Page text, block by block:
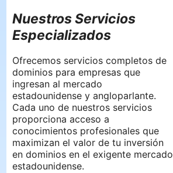
Nuestros Servicios
Especializados
Ofrecemos servicios completos de
dominios para empresas que
ingresan al mercado
estadounidense y angloparlante.
Cada uno de nuestros servicios
proporciona acceso a
conocimientos profesionales que
maximizan el valor de tu inversión
en dominios en el exigente mercado
estadounidense.